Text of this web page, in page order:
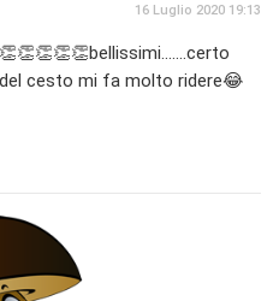
16 Luglio 2020 19:13
cesto mi fa molto ridere😂